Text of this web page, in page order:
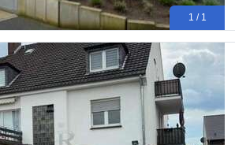
1 / 1